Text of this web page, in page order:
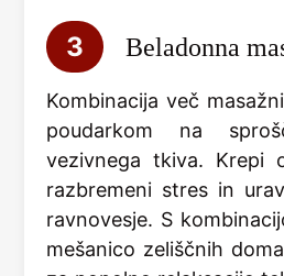
3 Beladonna
Kombinacija več
poudarkom na
vezivnega tkiva. Krepi
razbremeni stres in
ravnovesje. S
mešanico zeliščnih